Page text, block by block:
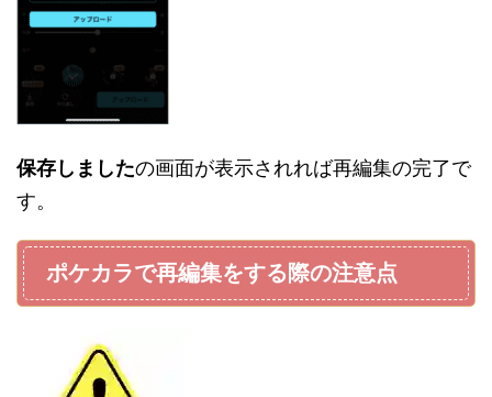
保存しましたの画面が表示されれば再編集の完了で
す。
ポケカラで再編集をする際の注意点